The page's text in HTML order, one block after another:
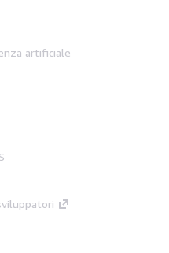
artificiale